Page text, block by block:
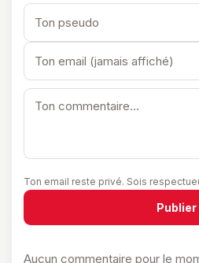
Ton email reste privé. Sois
Publier
Aucun commentaire pour le